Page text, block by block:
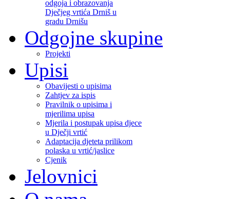
odgoja i obrazovanja
Dječjeg vrtića Drniš u
gradu Drnišu
Odgojne skupine
Projekti
Upisi
Obavijesti o upisima
Zahtjev za ispis
Pravilnik o upisima i
mjerilima upisa
Mjerila i postupak upisa djece
u Dječji vrtić
Adaptacija djeteta prilikom
polaska u vrtić/jaslice
Cjenik
Jelovnici